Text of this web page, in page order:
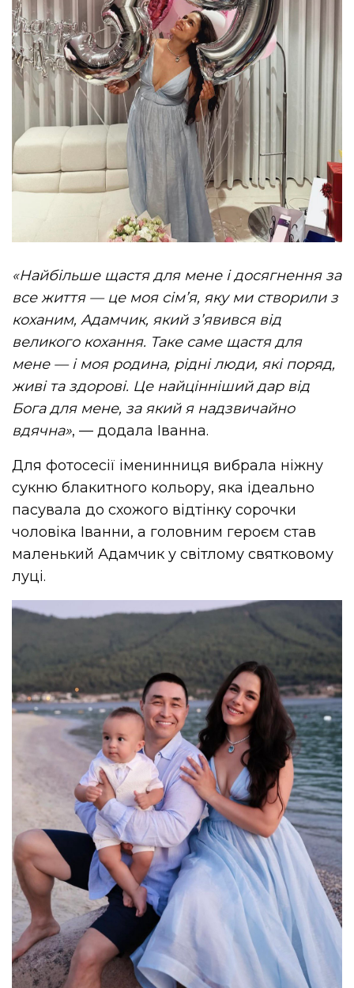
«Найбільше щастя для мене і досягнення за
все життя — це моя сімʼя, яку ми створили з
коханим,Адамчик, який зʼявився від
великого кохання. Таке саме щастя для
мене — і моя родина, рідні люди, які поряд,
живі та здорові. Це найцінніший дар від
Бога для мене, за який я надзвичайно
вдячна», — додала Іванна.
Для фотосесії іменинниця вибрала ніжну
сукню блакитного кольору, яка ідеально
пасувала до схожого відтінку сорочки
чоловіка Іванни, а головним героєм став
маленькийАдамчик у світлому святковому
луці.